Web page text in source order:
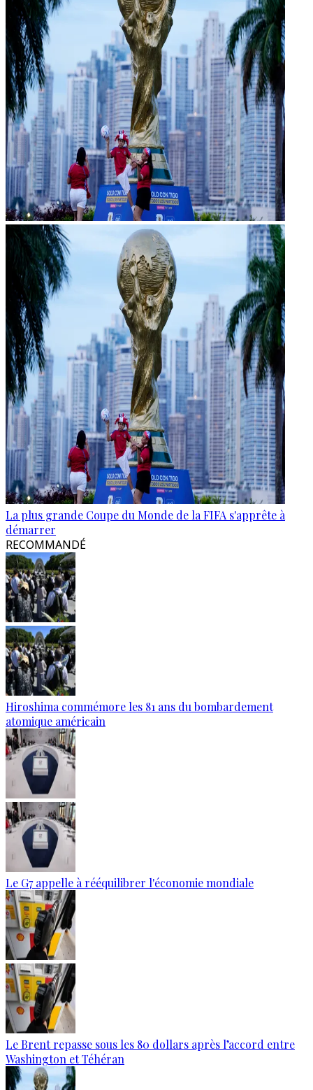
La plus grande Coupe du Monde de la FIFA s'apprête à
démarrer
RECOMMANDÉ
Hiroshima commémore les 81 ans du bombardement
atomique américain
Le G7 appelle à rééquilibrer l'économie mondiale
Le Brent repasse sous les 80 dollars après l’accord entre
Washington et Téhéran